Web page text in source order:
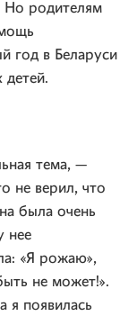
Но родителям
год в Беларуси
детей.
тема, —
не верил, что
была очень
нее
«Я рожаю»,
не может!».
я появилась